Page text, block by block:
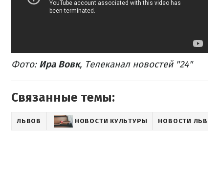
Фото:Ира Вовк, Телеканал новостей "24"
Связанные темы:
ЛЬВОВ НОВОСТИ КУЛЬТУРЫ НОВОСТИ